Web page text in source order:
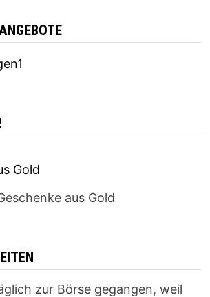
aus Gold
zur Börse gegangen, weil